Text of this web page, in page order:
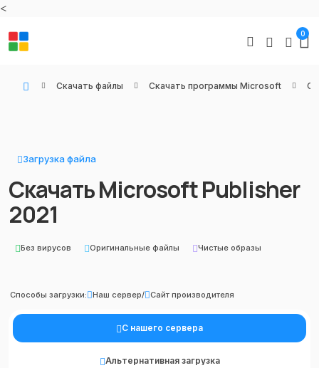
<
0
Скачать файлы Скачать программы Microsoft
Загрузка файла
Скачать Microsoft Publisher
2021
Без вирусов Оригинальные файлы Чистые образы
Способы загрузки: Наш сервер/ Сайт производителя
С нашего сервера
Альтернативная загрузка